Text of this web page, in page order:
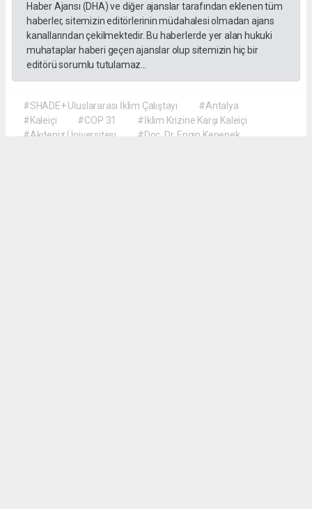
Haber Ajansı (DHA) ve diğer ajanslar tarafından eklenen tüm
haberler, sitemizin editörlerinin müdahalesi olmadan ajans
kanallarından çekilmektedir. Bu haberlerde yer alan hukuki
muhataplar haberi geçen ajanslar olup sitemizin hiç bir
editörü sorumlu tutulamaz...
#SHADE+ Uluslararası İklim Çalıştayı
#Antalya
#Kaleiçi
#COP 31
#İklim Krizine Karşı Kaleiçi
#Akdeniz Üniversitesi
#Doç. Dr. Engin Kepenek